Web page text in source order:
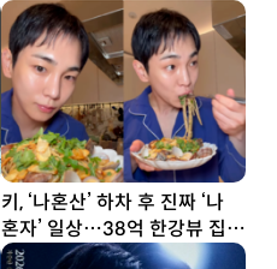
키, ‘나혼산’ 하차 후 진짜 ‘나
혼자’ 일상…38억 한강뷰 집서
요리 [SD셀픽]